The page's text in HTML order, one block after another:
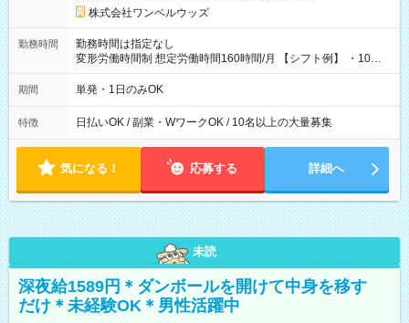
株式会社ワンベルウッズ
勤務時間
勤務時間は指定なし
変形労働時間制 想定労働時間160時間/月 【シフト例】 ・10：
00～20：00
期間 単発・1日のみOK
特徴 日払いOK / 副業・WワークOK / 10名以上の大量募集
気になる！ 応募する 詳細へ
未読
深夜給1589円＊ダンボールを開けて中身を移す
だけ＊未経験OK＊男性活躍中